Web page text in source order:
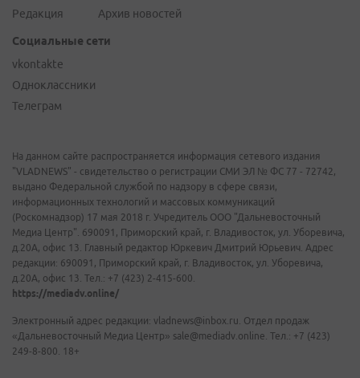
Редакция
Архив новостей
Социальные сети
vkontakte
Одноклассники
Телеграм
На данном сайте распространяется информация сетевого издания
"VLADNEWS" - свидетельство о регистрации СМИ ЭЛ № ФС 77 - 72742,
выдано Федеральной службой по надзору в сфере связи,
информационных технологий и массовых коммуникаций
(Роскомнадзор) 17 мая 2018 г. Учредитель ООО "Дальневосточный
Медиа Центр". 690091, Приморский край, г. Владивосток, ул. Уборевича,
д.20А, офис 13. Главный редактор Юркевич Дмитрий Юрьевич. Адрес
редакции: 690091, Приморский край, г. Владивосток, ул. Уборевича,
д.20А, офис 13. Тел.: +7 (423) 2-415-600.
https://mediadv.online/
Электронный адрес редакции: vladnews@inbox.ru. Отдел продаж
«Дальневосточный Медиа Центр» sale@mediadv.online. Тел.: +7 (423)
249-8-800. 18+